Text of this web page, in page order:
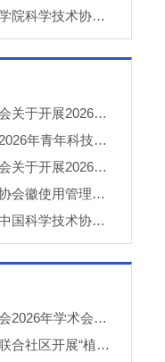
重庆应用技术职业学院科学技术协会正式成立
重庆市科学技术协会关于开展2026年科普创新实验室建设项目申报工作的通知
关于开展中国科协2026年青年科技人才培育工程工程师专项计划推荐工作的通知
重庆市科学技术协会关于开展2026年科技小院申报推荐工作的通知
关于转发《中国科协会徽使用管理规定》的通知
关于学习宣传贯彻中国科学技术协会第十一次全国代表大会精神的通知
市医学会麻醉学分会2026年学术会议成功召开
万盛经开区老科协联合社区开展“植物奇妙世界”青少年科普教育课